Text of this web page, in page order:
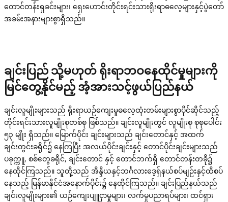
တောင်တန်းရှုခင်းများ၊ ရှေးဟောင်းတိုင်းရင်းသားရိုးရာဓလေ့များနှင့်ပွဲတော်
အခမ်းအနားများစွာရှိသည်။
ချင်းပြည် သို့မဟုတ် ရိုးရာဘဝနေထိုင်မှုများကို
မြင်တွေ့နိုင်မည့် အံ့အားသင့်ဖွယ်ပြည်နယ်
ချင်းလူမျိုးများသည် ရိုးရာယဉ်ကျေးမှုဓလေ့ထုံးတမ်းများစွာပိုင်ဆိုင်သည့်
တိုင်းရင်းသားလူမျိုးစုတစ်စု ဖြစ်သည်။ ချင်းလူမျိုးတွင် လူမျိုးစု စုစုပေါင်း
၅၃ မျိုး ရှိသည်။ မြောက်ပိုင်း ချင်းများသည် ချင်းတောင်နှင့် အထက်
ချင်းတွင်းခရိုင်၌ နေကြပြီး အလယ်ပိုင်းချင်းနှင့် တောင်ပိုင်းချင်းများသည်
ပခုက္ကူ, စစ်တွေခရိုင်, ချင်းတောင် နှင့် တောင်ဘက်ရှိ တောင်တန်းတခို၌
နေထိုင်ကြသည်။ သူတို့သည် အိန္ဒိယနှင့်ဘင်္ဂလားဒေ့ရှ်နယ်စပ်မျဉ်းနှင့်ထိစပ်
နေသည့် မြန်မာနိုင်ငံအနောက်ပိုင်း၌ နေထိုင်ကြသည်။ ချင်းပြည်နယ်သည်
ချင်းလူမျိုးများ၏ ယဉ်ကျေးပျူငှာမှုများ၊ လက်မှုပညာရပ်များ၊ ထင်ရှား